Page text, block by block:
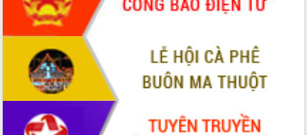
Tập huấn ứng dụng trí tuệ nhân tạo (AI)
trong thương mại điện tử năm 2026
Đoàn đại biểu Quốc hội tỉnh Đắk Lắk
trao đổi thông tin trước Kỳ họp thứ
nhất, Quốc hội khóa XVI
Quyết liệt cải cách hành chính, khơi
thông nguồn lực phát triển
Nâng cao hiệu lực, hiệu quả HĐND
tỉnh thông qua hiện đại hóa hành chính